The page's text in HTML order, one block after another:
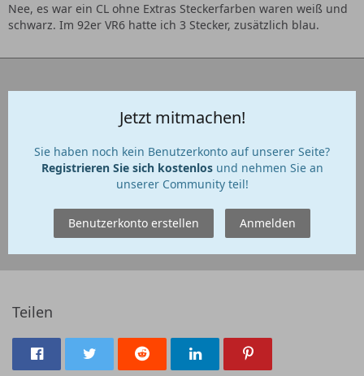
Nee, es war ein CL ohne Extras Steckerfarben waren weiß und
schwarz. Im 92er VR6 hatte ich 3 Stecker, zusätzlich blau.
Jetzt mitmachen!
Sie haben noch kein Benutzerkonto auf unserer Seite?
Registrieren Sie sich kostenlosund nehmen Sie an
unserer Community teil!
Benutzerkonto erstellen Anmelden
Teilen